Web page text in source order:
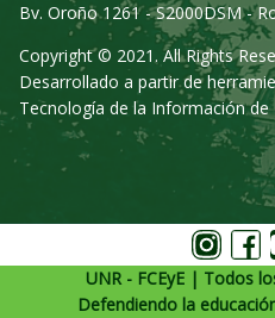
Bv. Oroño 1261 - S2000DSM -
Copyright © 2021. All Rights
Desarrollado a partir de
Tecnología de la Información de
UNR - FCEyE | Todos
Defendiendo la